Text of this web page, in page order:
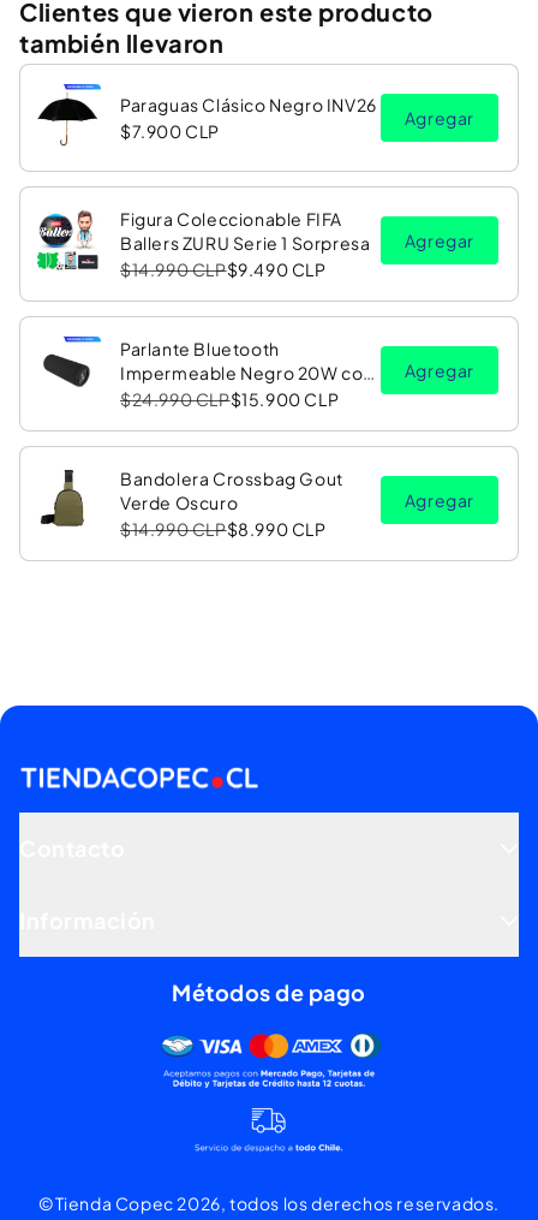
Clientes que vieron este producto
también llevaron
Paraguas Clásico Negro INV26
$7.900 CLP
Agregar
Figura Coleccionable FIFA
Ballers ZURU Serie 1 Sorpresa
$14.990 CLP$9.490 CLP
Agregar
Parlante Bluetooth
Impermeable Negro 20W con
Luz LED RGB PV26 Copec
$24.990 CLP$15.900 CLP
Agregar
Bandolera Crossbag Gout
Verde Oscuro
$14.990 CLP$8.990 CLP
Agregar
Métodos de pago
©Tienda Copec 2026, todos los derechos reservados.